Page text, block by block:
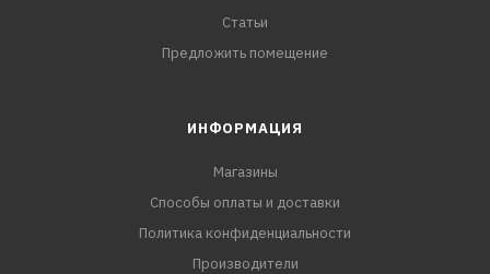
Статьи
Предложить помещение
ИНФОРМАЦИЯ
Магазины
Способы оплаты и доставки
Политика конфиденциальности
Производители